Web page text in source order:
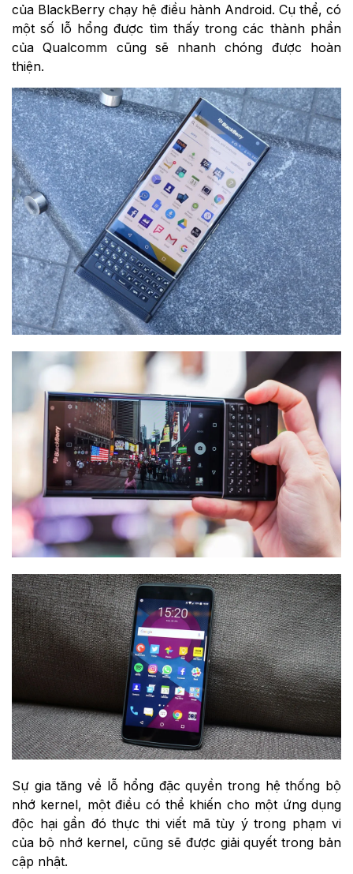
của BlackBerry chạy hệ điều hành Android. Cụ thể, có
một số lỗ hổng được tìm thấy trong các thành phần
của Qualcomm cũng sẽ nhanh chóng được hoàn
thiện.
Sự gia tăng về lỗ hổng đặc quyền trong hệ thống bộ
nhớ kernel, một điều có thể khiến cho một ứng dụng
độc hại gần đó thực thi viết mã tùy ý trong phạm vi
của bộ nhớ kernel, cũng sẽ được giải quyết trong bản
cập nhật.